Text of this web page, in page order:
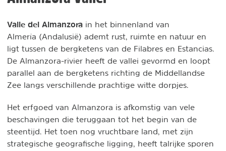
Valle del Almanzora in het binnenland van
Almería (Andalusië) ademt rust, ruimte en natuur en
ligt tussen de bergketens van de Filabres en Estancias.
De Almanzora-rivier heeft de vallei gevormd en loopt
parallel aan de bergketens richting de Middellandse
Zee langs verschillende prachtige witte dorpjes.
Het erfgoed van Almanzora is afkomstig van vele
beschavingen die teruggaan tot het begin van de
steentijd. Het toen nog vruchtbare land, met zijn
strategische geografische ligging, heeft talrijke sporen